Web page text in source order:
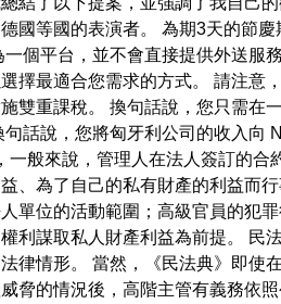
國等國的表演者。 為期3天的節
個平台，並不會直接提供外送服
擇最適合您需求的方式。 請注意
雙重課稅。 換句話說，您只需在
話說，您將匈牙利公司的收入向
一般來說，管理人在法人簽訂的
、為了自己的私有財產的利益而
單位的活動範圍；高級官員的犯
利謀取私人財產利益為前提。 民
律情形。 當然，《民法典》即使
脅的情況後，高階主管有義務依